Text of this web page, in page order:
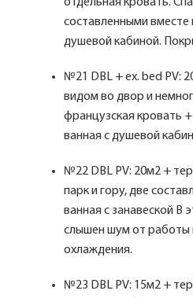
составленными вместе
душевой кабиной.
№21 DBL + ex. bed PV:
видом во двор и
французская кровать
ванная с душевой
№22 DBL PV: 20м2 +
парк и гору, две
ванная с занавеской В
слышен шум от работы
охлаждения.
№23 DBL PV: 15м2 +